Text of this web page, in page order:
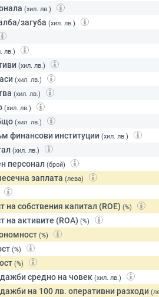
(хил. лв.)
загуба (хил. лв.)
лв.)
(хил. лв.)
(хил. лв.)
(хил. лв.)
(хил. лв.)
(хил. лв.)
финансови институции (хил. лв.)
(хил. лв.)
персонал (брой)
заплата (лева)
на собствения капитал (ROE) (%)
на активите (ROA) (%)
(%)
(%)
(%)
средно на човек (хил. лв.)
на 100 лв. оперативни разходи